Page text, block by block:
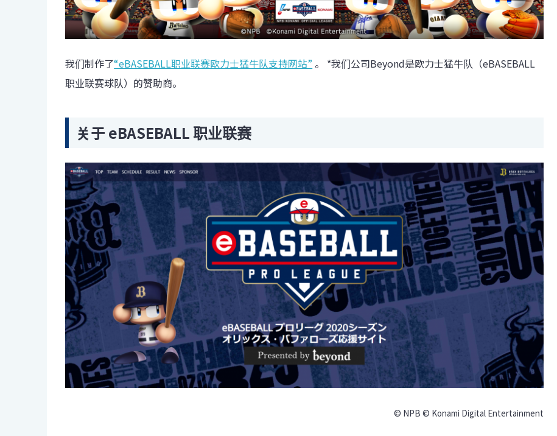
我们制作了“eBASEBALL职业联赛欧力士猛牛队支持网站” 。 *我们公司Beyond是欧力士猛牛队（eBASEBALL
职业联赛球队）的赞助商。
关于 eBASEBALL 职业联赛
© NPB © Konami Digital Entertainment